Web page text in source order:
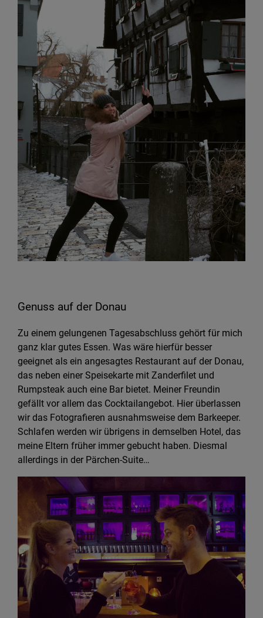
Genuss auf der Donau
Zu einem gelungenen Tagesabschluss gehört für mich
ganz klar gutes Essen. Was wäre hierfür besser
geeignet als ein angesagtes Restaurant auf der Donau,
das neben einer Speisekarte mit Zanderfilet und
Rumpsteak auch eine Bar bietet. Meiner Freundin
gefällt vor allem das Cocktailangebot. Hier überlassen
wir das Fotografieren ausnahmsweise dem Barkeeper.
Schlafen werden wir übrigens in demselben Hotel, das
meine Eltern früher immer gebucht haben. Diesmal
allerdings in der Pärchen-Suite…